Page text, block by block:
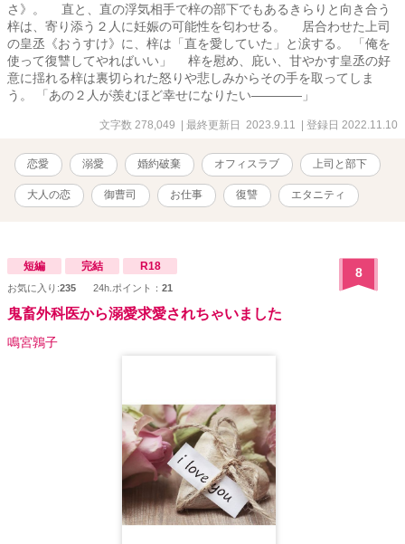
さ》。 直と、直の浮気相手で梓の部下でもあるきらりと向き合う
梓は、寄り添う２人に妊娠の可能性を匂わせる。 居合わせた上司
の皇丞《おうすけ》に、梓は「直を愛していた」と涙する。 「俺を
使って復讐してやればいい」 梓を慰め、庇い、甘やかす皇丞の好
意に揺れる梓は裏切られた怒りや悲しみからその手を取ってしま
う。 「あの２人が羨むほど幸せになりたい――――」
文字数 278,049 | 最終更新日 2023.9.11 | 登録日 2022.11.10
恋愛 溺愛 婚約破棄 オフィスラブ 上司と部下
大人の恋 御曹司 お仕事 復讐 エタニティ
短編 完結 R18
お気に入り:235 24h.ポイント： 21
8
鬼畜外科医から溺愛求愛されちゃいました
鳴宮鶉子